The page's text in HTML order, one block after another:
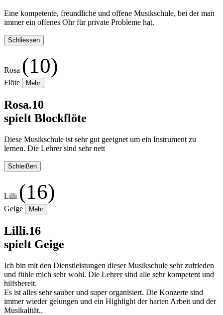
Eine kompetente, freundliche und offene Musikschule, bei der man
immer ein offenes Ohr für private Probleme hat.
Schliessen
Rosa (10)
Flöte Mehr
Rosa.10
spielt Blockflöte
Diese Musikschule ist sehr gut geeignet um ein Instrument zu
lernen. Die Lehrer sind sehr nett
Schleißen
Lilli (16)
Geige Mehr
Lilli.16
spielt Geige
Ich bin mit den Dienstleistungen dieser Musikschule sehr zufrieden
und fühle mich sehr wohl. Die Lehrer sind alle sehr kompetent und
hilfsbereit.
Es ist alles sehr sauber und super organisiert. Die Konzerte sind
immer wieder gelungen und ein Highlight der harten Arbeit und der
Musikalität..